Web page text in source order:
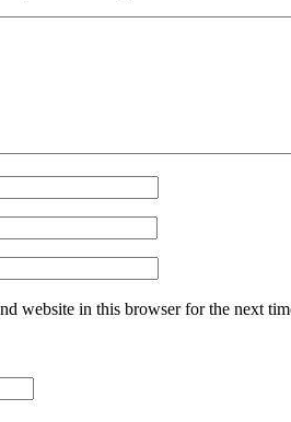
website in this browser for the next